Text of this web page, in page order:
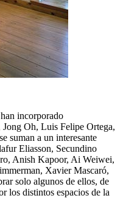
incorporado
Jong Oh, Luis Felipe Ortega,
suman a un interesante
Eliasson, Secundino
Anish Kapoor, Ai Weiwei,
Xavier Mascaró,
solo algunos de ellos, de
los distintos espacios de la